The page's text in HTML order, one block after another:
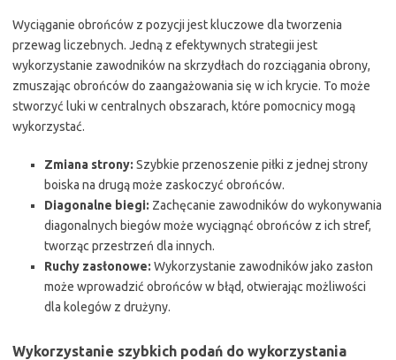
Wyciąganie obrońców z pozycji jest kluczowe dla tworzenia
przewag liczebnych. Jedną z efektywnych strategii jest
wykorzystanie zawodników na skrzydłach do rozciągania obrony,
zmuszając obrońców do zaangażowania się w ich krycie. To może
stworzyć luki w centralnych obszarach, które pomocnicy mogą
wykorzystać.
Zmiana strony: Szybkie przenoszenie piłki z jednej strony
boiska na drugą może zaskoczyć obrońców.
Diagonalne biegi: Zachęcanie zawodników do wykonywania
diagonalnych biegów może wyciągnąć obrońców z ich stref,
tworząc przestrzeń dla innych.
Ruchy zasłonowe: Wykorzystanie zawodników jako zasłon
może wprowadzić obrońców w błąd, otwierając możliwości
dla kolegów z drużyny.
Wykorzystanie szybkich podań do wykorzystania